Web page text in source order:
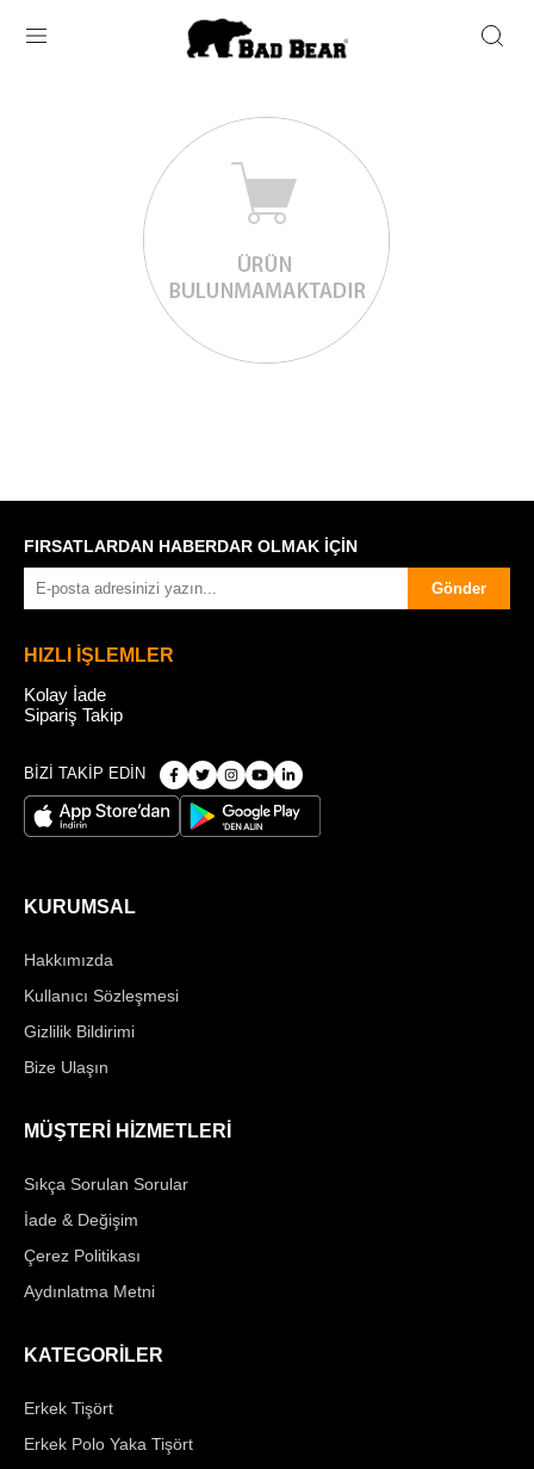
FIRSATLARDAN HABERDAR OLMAK İÇİN
Gönder
HIZLI İŞLEMLER
Kolay İade
Sipariş Takip
BİZİ TAKİP EDİN
KURUMSAL
Hakkımızda
Kullanıcı Sözleşmesi
Gizlilik Bildirimi
Bize Ulaşın
MÜŞTERİ HİZMETLERİ
Sıkça Sorulan Sorular
İade & Değişim
Çerez Politikası
Aydınlatma Metni
KATEGORİLER
Erkek Tişört
Erkek Polo Yaka Tişört